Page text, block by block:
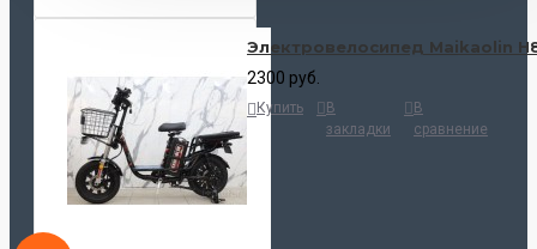
Электровелосипед Maikaolin
2300 руб.
Купить
В
закладки
В
сравнение